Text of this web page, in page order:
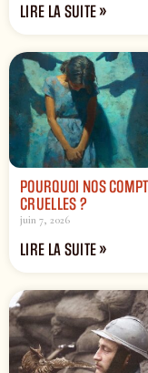
LIRE LA SUITE »
POURQUOI NOS
CRUELLES ?
juin 7, 2026
LIRE LA SUITE »